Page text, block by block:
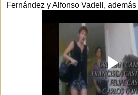
Fernández y Alfonso Vadell,